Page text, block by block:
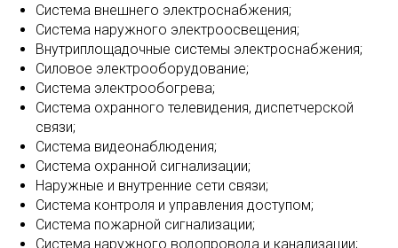
Система внешнего электроснабжения;
Система наружного электроосвещения;
Внутриплощадочные системы электроснабжения;
Силовое электрооборудование;
Система электрообогрева;
Система охранного телевидения, диспетчерской
связи;
Система видеонаблюдения;
Система охранной сигнализации;
Наружные и внутренние сети связи;
Система контроля и управления доступом;
Система пожарной сигнализации;
Система наружного водопровода и канализации;